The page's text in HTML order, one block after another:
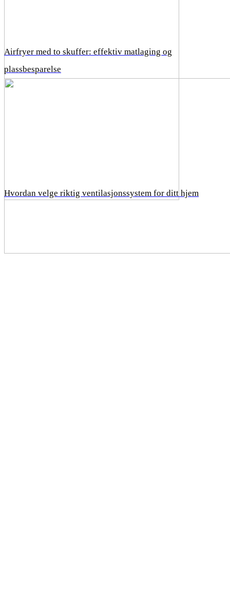
Airfryer med to skuffer: effektiv matlaging og
plassbesparelse
Hvordan velge riktig ventilasjonssystem for ditt hjem